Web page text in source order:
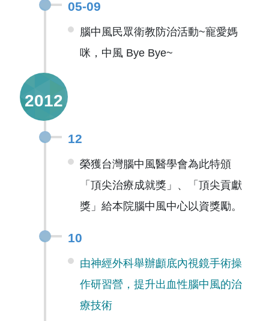
05-09
腦中風民眾衛教防治活動~寵愛媽
咪，中風 Bye Bye~
2012
12
榮獲台灣腦中風醫學會為此特頒
「頂尖治療成就獎」、「頂尖貢獻
獎」給本院腦中風中心以資獎勵。
10
由神經外科舉辦顱底內視鏡手術操
作研習營，提升出血性腦中風的治
療技術